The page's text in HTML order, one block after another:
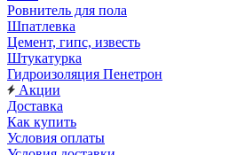
Ровнитель для пола
Шпатлевка
Цемент, гипс, известь
Штукатурка
Гидроизоляция Пенетрон
Акции
Доставка
Как купить
Условия оплаты